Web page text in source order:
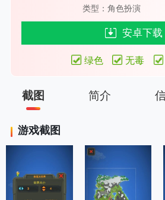
类型：角色扮演
安卓下载
绿色 无毒
截图 简介
游戏截图